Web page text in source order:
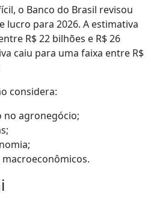
o Banco do Brasil revisou
lucro para 2026. A estimativa
R$ 22 bilhões e R$ 26
caiu para uma faixa entre R$
considera:
no agronegócio;